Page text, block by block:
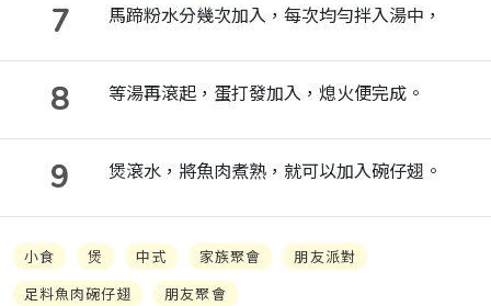
7 馬蹄粉水分幾次加入，每次均勻拌入湯中，
8 等湯再滾起，蛋打發加入，熄火便完成。
9 煲滾水，將魚肉煮熟，就可以加入碗仔翅。
小食 煲 中式 家族聚會
朋友派對
足料魚肉碗仔翅
朋友聚會